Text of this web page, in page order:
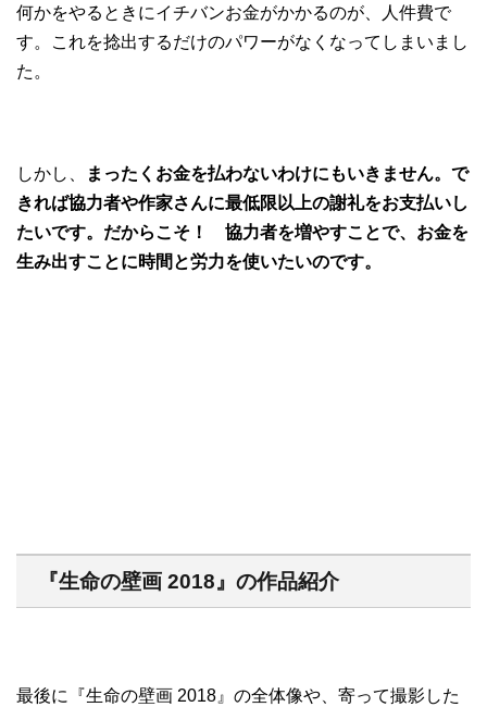
何かをやるときにイチバンお金がかかるのが、人件費で
す。これを捻出するだけのパワーがなくなってしまいまし
た。
しかし、
まったくお金を払わないわけにもいきません。で
きれば協力者や作家さんに最低限以上の謝礼をお支払いし
たいです。だからこそ！ 協力者を増やすことで、お金を
生み出すことに時間と労力を使いたいのです。
『生命の壁画 2018』の作品紹介
最後に『生命の壁画 2018』の全体像や、寄って撮影した